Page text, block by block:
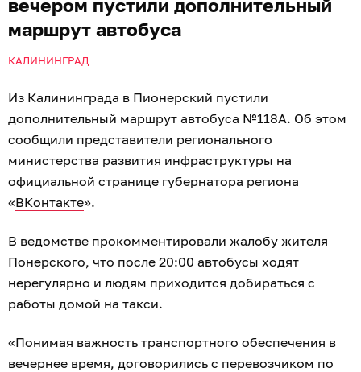
вечером пустили дополнительный
маршрут автобуса
КАЛИНИНГРАД
Из Калининграда в Пионерский пустили
дополнительный маршрут автобуса №118А. Об этом
сообщили представители регионального
министерства развития инфраструктуры на
официальной странице губернатора региона
«ВКонтакте».
В ведомстве прокомментировали жалобу жителя
Понерского, что после 20:00 автобусы ходят
нерегулярно и людям приходится добираться с
работы домой на такси.
«Понимая важность транспортного обеспечения в
вечернее время, договорились с перевозчиком по